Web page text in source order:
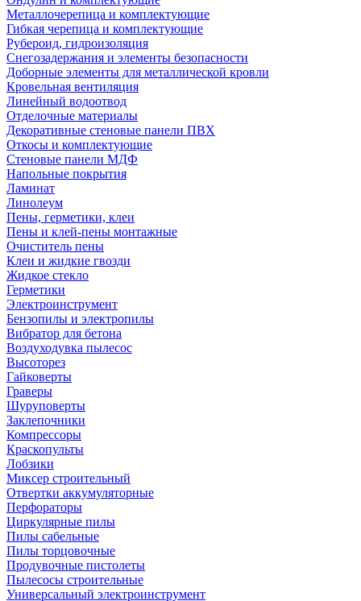
Металлочерепица и комплектующие
Гибкая черепица и комплектующие
Рубероид, гидроизоляция
Снегозадержания и элементы безопасности
Доборные элементы для металлической кровли
Кровельная вентиляция
Линейный водоотвод
Отделочные материалы
Декоративные стеновые панели ПВХ
Откосы и комплектующие
Стеновые панели МДФ
Напольные покрытия
Ламинат
Линолеум
Пены, герметики, клеи
Пены и клей-пены монтажные
Очиститель пены
Клеи и жидкие гвозди
Жидкое стекло
Герметики
Электроинструмент
Бензопилы и электропилы
Вибратор для бетона
Воздуходувка пылесос
Высоторез
Гайковерты
Граверы
Шуруповерты
Заклепочники
Компрессоры
Краскопульты
Лобзики
Миксер строительный
Отвертки аккумуляторные
Перфораторы
Циркулярные пилы
Пилы сабельные
Пилы торцовочные
Продувочные пистолеты
Пылесосы строительные
Универсальный электроинструмент